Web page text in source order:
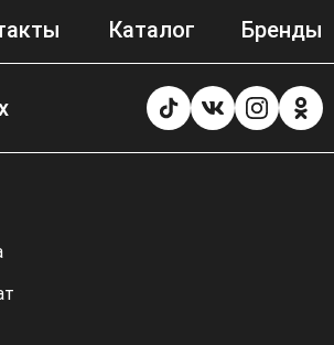
Каталог Бренды